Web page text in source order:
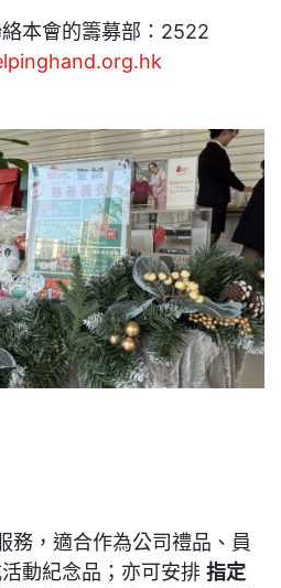
本會的籌募部：2522
務，適合作為公司禮品、員
動紀念品；亦可安排 指定